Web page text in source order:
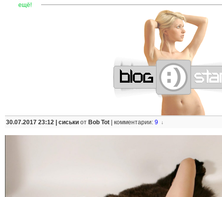
ещё! ——————————————————————
30.07.2017 23:12 | сиськи от Bob Tot комментарии: 9 ↓